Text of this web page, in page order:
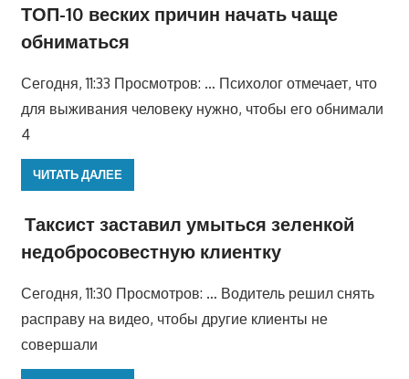
ТОП-10 веских причин начать чаще
обниматься
Сегодня, 11:33 Просмотров: … Психолог отмечает, что
для выживания человеку нужно, чтобы его обнимали
4
ЧИТАТЬ ДАЛЕЕ
Таксист заставил умыться зеленкой
недобросовестную клиентку
Сегодня, 11:30 Просмотров: … Водитель решил снять
расправу на видео, чтобы другие клиенты не
совершали